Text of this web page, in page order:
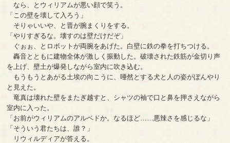
なら、とウィリアムが悪い顔で笑う。
「この壁を壊して入ろう」
そりゃいいや、と晋が腕まくりをする。
「やりすぎるな。壊すのは壁だけだぞ」
ぐぉぉ、とロボットが両腕をあげた。白壁に鉄の拳を打ちつける。
轟音とともに建物全体が激しく振動した。破壊された鉄筋が金切り声
を上げ、壁土が爆発しながら室内に吹き込む。
もうもうとあがる土埃の向こうに、唖然とする犬と人の姿がぼんやり
と見えた。
竜真は壊れた壁をまたぎ越すと、シャツの袖で口と鼻を押さえながら
室内に入った。
「お前がウィリアムのアルベドか。なるほど……悪辣さを感じるな」
「そういう君たちは、誰？」
リウィルディアが答える。